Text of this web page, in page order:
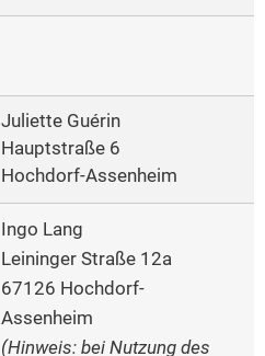
Juliette Guérin
Hauptstraße 6
Hochdorf-Assenheim
Ingo Lang
Leininger Straße 12a
67126 Hochdorf-
Assenheim
(Hinweis: bei Nutzung des